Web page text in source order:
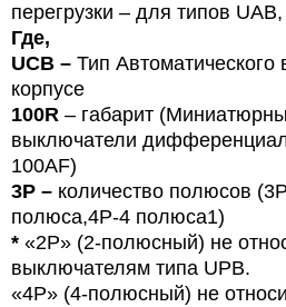
перегрузки – для типов U
Где,
UCB – Тип
корпусе
100R – габарит
выключатели
100AF)
3P – количество полюсов
полюса,4Р-4 полюса1)
* «2P» (2-полюсный) не
выключателям типа UPB.
«4P» (4-полюсный) не